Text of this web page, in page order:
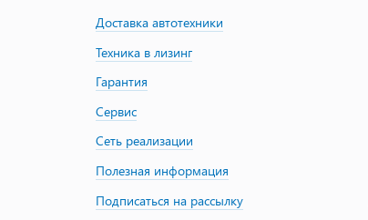
Доставка автотехники
Техника в лизинг
Гарантия
Сервис
Сеть реализации
Полезная информация
Подписаться на рассылку